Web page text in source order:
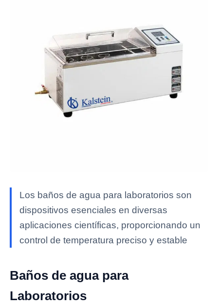
Los baños de agua para laboratorios son
dispositivos esenciales en diversas
aplicaciones científicas, proporcionando un
control de temperatura preciso y estable
Baños de agua para
Laboratorios